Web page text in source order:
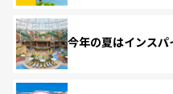
今年の夏はインスパ